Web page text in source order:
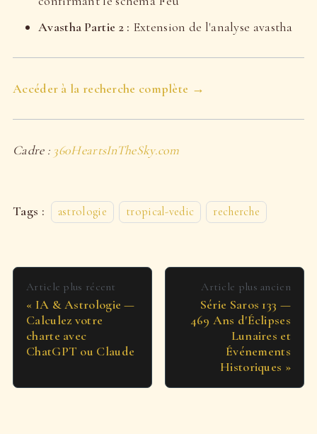
Avastha Partie 2 : Extension de l'analyse avastha
Accéder à la recherche complète →
Cadre : 360HeartsInTheSky.com
Tags : astrologie tropical-vedic recherche
Article plus récent
IA & Astrologie —
Calculez votre
charte avec
ChatGPT ou Claude
Article plus ancien
Série Saros 133 —
469 Ans d'Éclipses
Lunaires et
Événements
Historiques